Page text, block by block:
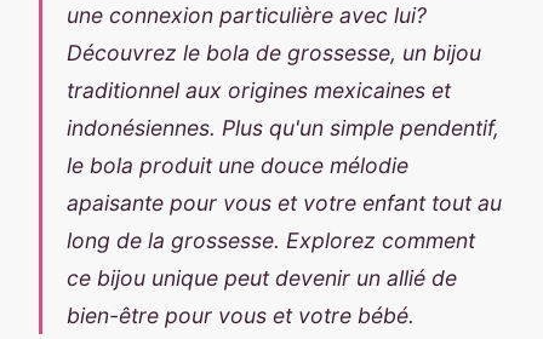
une connexion particulière avec lui?
Découvrez le bola de grossesse, un bijou
traditionnel aux origines mexicaines et
indonésiennes. Plus qu'un simple pendentif,
le bola produit une douce mélodie
apaisante pour vous et votre enfant tout au
long de la grossesse. Explorez comment
ce bijou unique peut devenir un allié de
bien-être pour vous et votre bébé.